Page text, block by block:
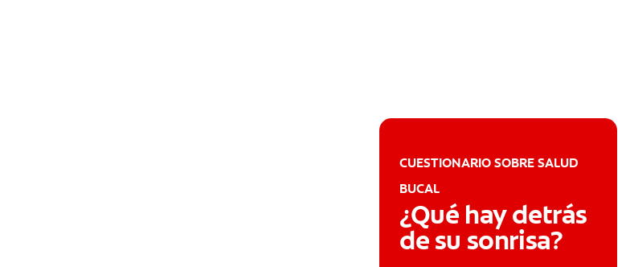
CUESTIONARIO SOBRE SALUD
BUCAL
¿Qué hay detrás
de su sonrisa?